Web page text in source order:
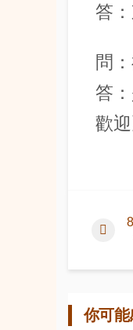
答
問
答
歡迎
你可